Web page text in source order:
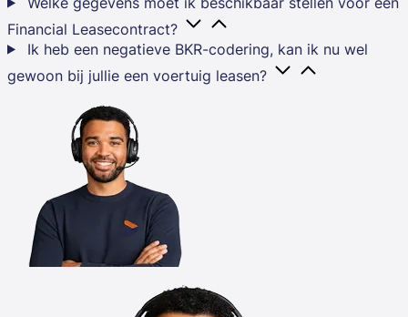
Financial Leasecontract?
Ik heb een negatieve BKR-codering, kan ik nu wel
gewoon bij jullie een voertuig leasen?